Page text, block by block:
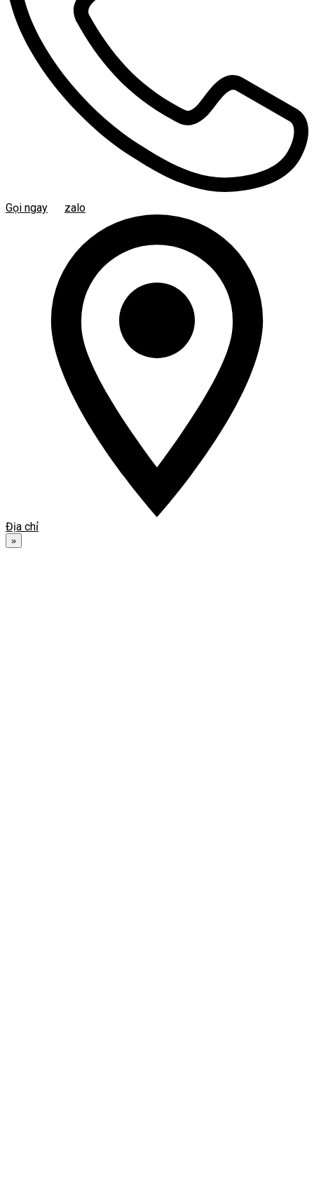
Gọi ngay zalo
Địa chỉ
»